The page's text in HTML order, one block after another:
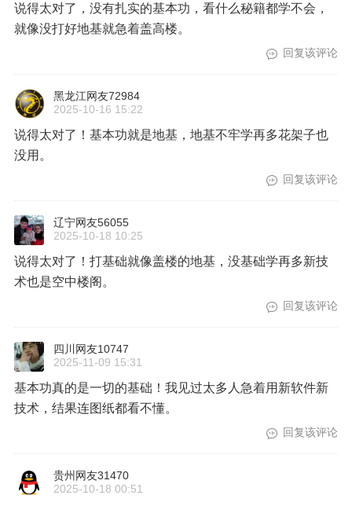
说得太对了，没有扎实的基本功，看什么秘籍都学不会，
就像没打好地基就急着盖高楼。
回复该评论
黑龙江网友72984
2025-10-16 15:22
说得太对了！基本功就是地基，地基不牢学再多花架子也
没用。
回复该评论
辽宁网友56055
2025-10-18 10:25
说得太对了！打基础就像盖楼的地基，没基础学再多新技
术也是空中楼阁。
回复该评论
四川网友10747
2025-11-09 15:31
基本功真的是一切的基础！我见过太多人急着用新软件新
技术，结果连图纸都看不懂。
回复该评论
贵州网友31470
2025-10-18 00:51